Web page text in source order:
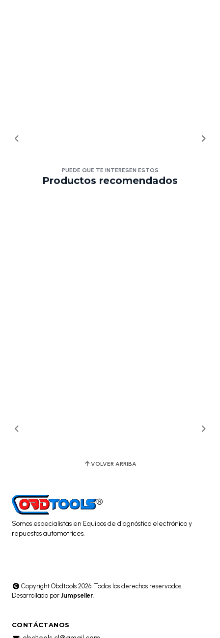
PUEDE QUE TE INTERESEN ESTOS
Productos recomendados
VOLVER ARRIBA
Somos especialistas en Equipos de diagnóstico electrónico y
repuestos automotrices.
Copyright Obdtools 2026. Todos los derechos reservados.
Desarrollado por Jumpseller.
CONTÁCTANOS